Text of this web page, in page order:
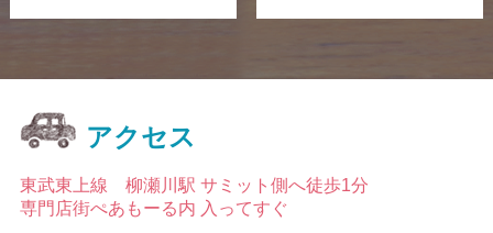
アクセス
東武東上線 柳瀬川駅 サミット側へ徒歩1分
専門店街ぺあもーる内 入ってすぐ